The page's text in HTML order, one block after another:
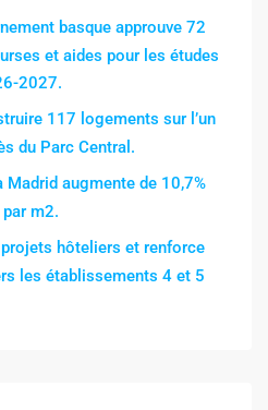
basque approuve 72
et aides pour les études
2027.
117 logements sur l’un
du Parc Central.
augmente de 10,7%
m2.
hôteliers et renforce
les établissements 4 et 5